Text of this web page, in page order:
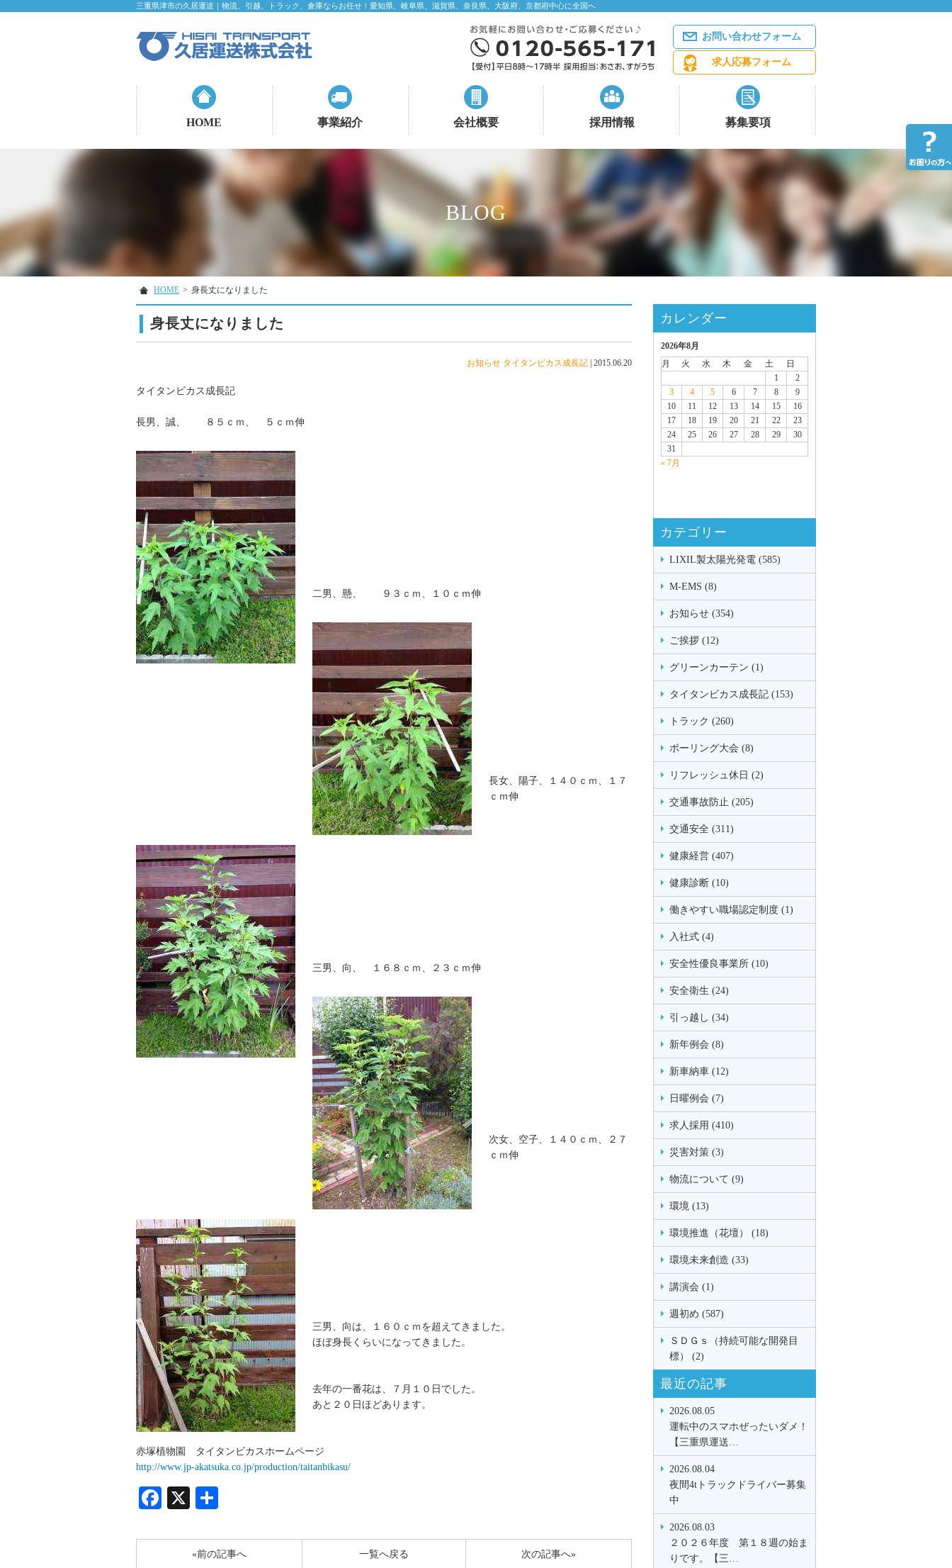
三重県津市の久居運送｜物流、引越、トラック、倉庫ならお任せ！愛知県、岐阜県、滋賀県、奈良県、大阪府、京都府中心に全国へ
お問い合わせフォーム
求人応募フォーム
HOME 事業紹介 会社概要 採用情報 募集要項
BLOG
HOME > 身長丈になりました
身長丈になりました
お知らせ タイタンビカス成長記 2015.06.20
タイタンビカス成長記
長男、誠、 ８５ｃｍ、 ５ｃｍ伸
二男、懸、 ９３ｃｍ、１０ｃｍ伸
長女、陽子、１４０ｃｍ、１７
ｃｍ伸
三男、向、 １６８ｃｍ、２３ｃｍ伸
次女、空子、１４０ｃｍ、２７
ｃｍ伸
三男、向は、１６０ｃｍを超えてきました。
ほぼ身長くらいになってきました。
去年の一番花は、７月１０日でした。
あと２０日ほどあります。
赤塚植物園 タイタンビカスホームページ
http://www.jp-akatsuka.co.jp/production/taitanbikasu/
Facebook
X
«前の記事へ 次の記事へ»
一覧へ戻る
カレンダー
2026年8月
月
火 水 木 金 土
日
1
2
3
4 5 6 7 8
9
10
11 12 13 14 15
16
17
18 19 20 21 22
23
24
25 26 27 28 29
30
31
« 7月
カテゴリー
LIXIL製太陽光発電 (585)
M-EMS (8)
お知らせ (354)
ご挨拶 (12)
グリーンカーテン (1)
タイタンビカス成長記 (153)
トラック (260)
ボーリング大会 (8)
リフレッシュ休日 (2)
交通事故防止 (205)
交通安全 (311)
健康経営 (407)
健康診断 (10)
働きやすい職場認定制度 (1)
入社式 (4)
安全性優良事業所 (10)
安全衛生 (24)
引っ越し (34)
新年例会 (8)
新車納車 (12)
日曜例会 (7)
求人採用 (410)
災害対策 (3)
物流について (9)
環境 (13)
環境推進（花壇） (18)
環境未来創造 (33)
講演会 (1)
週初め (587)
ＳＤＧｓ（持続可能な開発目
標） (2)
最近の記事
2026.08.05
運転中のスマホぜったいダメ！
【三重県運送…
2026.08.04
夜間4tトラックドライバー募集
中
2026.08.03
２０２６年度 第１８週の始ま
りです。【三…